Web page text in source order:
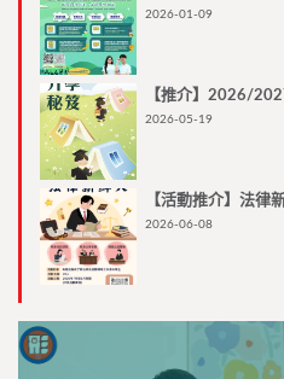
2026-01-09
【推介】2026/
2026-05-19
【活動推介】法律
2026-06-08